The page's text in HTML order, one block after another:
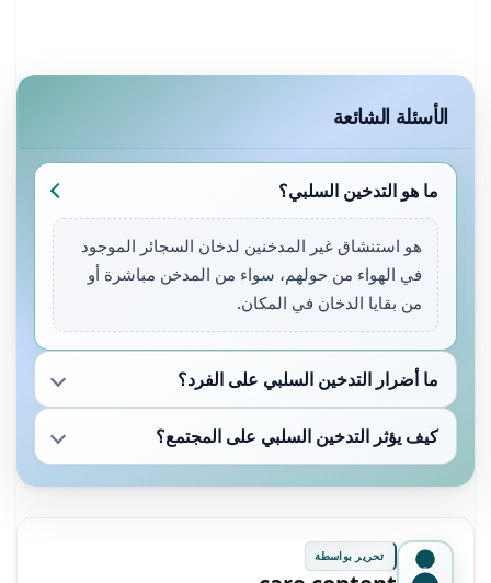
الأسئلة الشائعة
ما هو التدخين السلبي؟
هو استنشاق غير المدخنين لدخان السجائر الموجود
في الهواء من حولهم، سواء من المدخن مباشرة أو
من بقايا الدخان في المكان.
ما أضرار التدخين السلبي على الفرد؟
كيف يؤثر التدخين السلبي على المجتمع؟
تحرير بواسطة